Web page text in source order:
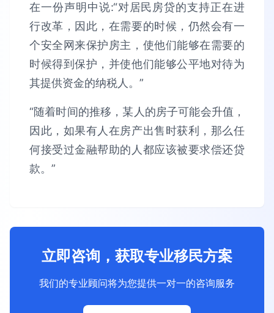
在一份声明中说:“对居民房贷的支持正在进
行改革，因此，在需要的时候，仍然会有一
个安全网来保护房主，使他们能够在需要的
时候得到保护，并使他们能够公平地对待为
其提供资金的纳税人。”
“随着时间的推移，某人的房子可能会升值，
因此，如果有人在房产出售时获利，那么任
何接受过金融帮助的人都应该被要求偿还贷
款。”
立即咨询，获取专业移民方案
我们的专业顾问将为您提供一对一的咨询服务